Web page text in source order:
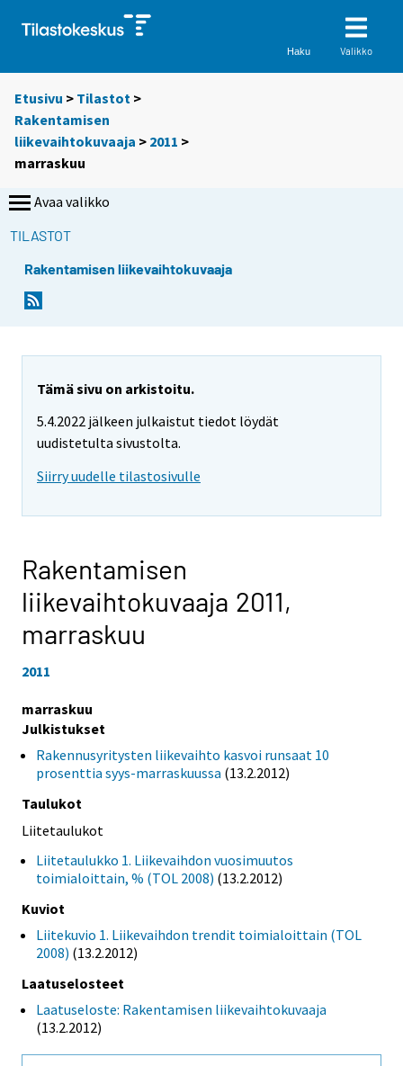
Haku Valikko
Etusivu > Tilastot >
Rakentamisen
liikevaihtokuvaaja > 2011 >
marraskuu
Avaa valikko
TILASTOT
Rakentamisen liikevaihtokuvaaja
Tämä sivu on arkistoitu.
5.4.2022 jälkeen julkaistut tiedot löydät
uudistetulta sivustolta.
Siirry uudelle tilastosivulle
Rakentamisen
liikevaihtokuvaaja 2011,
marraskuu
2011
marraskuu
Julkistukset
Rakennusyritysten liikevaihto kasvoi runsaat 10
prosenttia syys-marraskuussa (13.2.2012)
Taulukot
Liitetaulukot
Liitetaulukko 1. Liikevaihdon vuosimuutos
toimialoittain, % (TOL 2008) (13.2.2012)
Kuviot
Liitekuvio 1. Liikevaihdon trendit toimialoittain (TOL
2008) (13.2.2012)
Laatuselosteet
Laatuseloste: Rakentamisen liikevaihtokuvaaja
(13.2.2012)